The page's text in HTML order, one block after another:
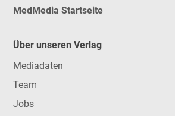
MedMedia Startseite
Über unseren Verlag
Mediadaten
Team
Jobs